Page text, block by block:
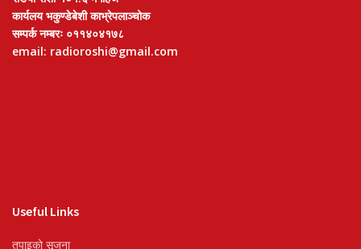
कार्यलय भकुण्डेबेशी काभ्रेपलाञ्चोक
सम्पर्क नम्बरः ०११४०४१७८
email: radioroshi@gmail.com
Useful Links
तपाइको सृजना